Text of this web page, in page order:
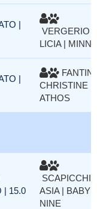
|
VERGERIO
LICIA |
|
FANTINI
CHRISTINE |
ATHOS
| 15.0
ASIA | BABY
NINE